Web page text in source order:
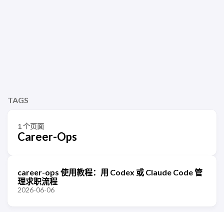
TAGS
1 个页面
Career-Ops
career-ops 使用教程：用 Codex 或 Claude Code 管
理求职流程
2026-06-06